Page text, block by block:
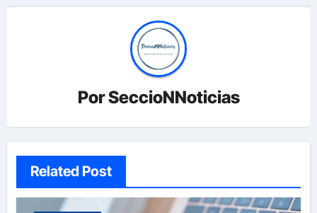
PorSeccioNNoticias
Related Post